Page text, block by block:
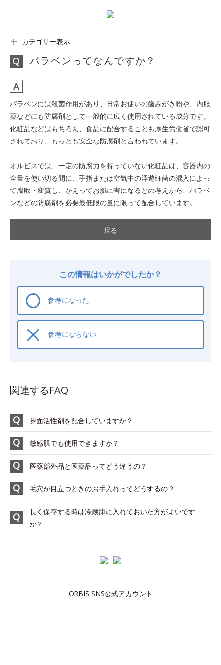
カテゴリー表示
パラベンってなんですか？
パラベンには殺菌作用があり、日常お使いの歯みがき粉や、内服
薬などにも防腐剤として一般的に広く使用されている成分です。
化粧品などはもちろん、食品に配合することも厚生労働省で認可
されており、もっとも安全な防腐剤と言われています。
オルビスでは、一定の防腐力を持っていない化粧品は、容器内の
全量を使い切る間に、手指または空気中の浮遊細菌の混入によっ
て腐敗・変質し、かえってお肌に害になるとの考えから、パラベ
ンなどの防腐剤を必要最低限の量に限って配合しています。
戻る
この情報はいかがでしたか？
参考になった
参考にならない
関連するFAQ
界面活性剤を配合していますか？
敏感肌でも使用できますか？
医薬部外品と医薬品ってどう違うの？
毛穴が目立つときのお手入れってどうするの？
長く保存する時は冷蔵庫に入れておいた方がよいです
か？
ORBIS SNS公式アカウント